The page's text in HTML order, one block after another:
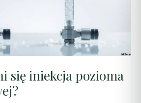
się iniekcja pozioma